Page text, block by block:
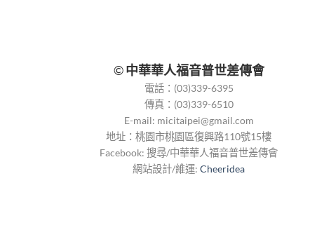
©中華華人福音普世差傳會
電話：(03)339-6395
傳真：(03)339-6510
E-mail: micitaipei@gmail.com
地址：桃園市桃園區復興路110號15樓
Facebook: 搜尋/中華華人福音普世差傳會
網站設計/維運: Cheeridea